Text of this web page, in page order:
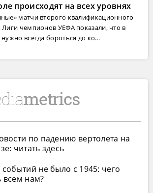
происходят на всех уровнях
матчи второго квалификационного
Лиги чемпионов УЕФА показали, что в
нужно всегда бороться до ко...
по падению вертолета на
читать здесь
событий не было с 1945: чего
всем нам?